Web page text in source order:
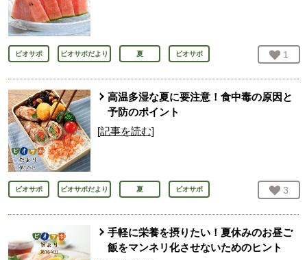
ビオサポ ビオサポだより 夏 ビオサポ お気
1
高温多湿な夏に要注意！食中毒の原因と
予防のポイント
[記事を読む]
ビオサポ ビオサポだより 夏 ビオサポ お気
3
手軽に栄養を摂りたい！夏休みのお昼ご
飯をマンネリ化させないためのヒント